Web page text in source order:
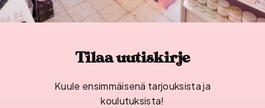
Tilaa uutiskirje
Kuule ensimmäisenä tarjouksista ja
koulutuksista!